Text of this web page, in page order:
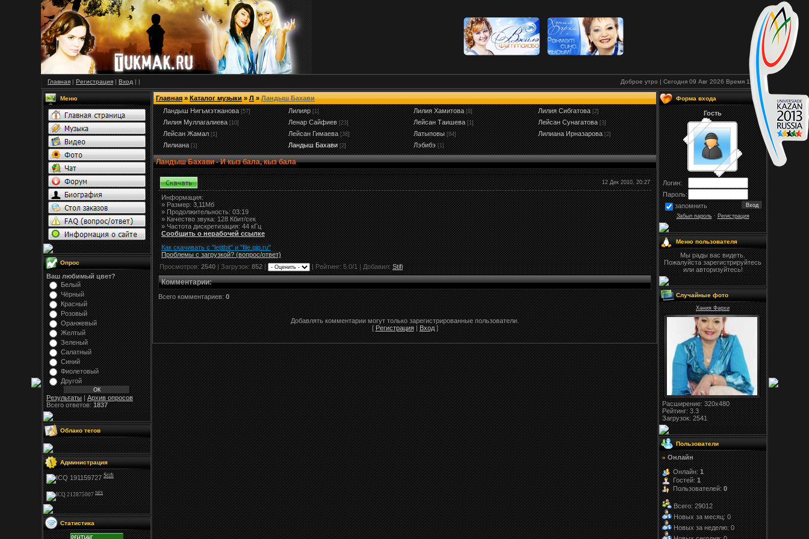
Главная | Регистрация | Вход | | Доброе утро | Сегодня 09 Авг 2026 Время 11:31
Меню
Опрос
Ваш любимый цвет?
Белый
Чёрный
Красный
Розовый
Оранжевый
Желтый
Зеленый
Салатный
Синий
Фиолетовый
Другой
Результаты|Архив опросов
Всего ответов:1837
Облако тегов
Администрация
Stifi
NFS
Статистика
Главная»Каталог музыки»Л» Ландыш Бахави
Ландыш Нигъмэтжанова [57] Лилияр [1] Лилия Хамитова [8] Лилия Сибгатова [2]
Лилия Муллагалиева [10] Ленар Сайфиев [23] Лейсан Таишева [1] Лейсан Сунагатова [3]
Лейсан Жамал [1] Лейсан Гимаева [38] Латыповы [84] Лилиана Ирназарова [2]
Лилиана [1] Ландыш Бахави [2] Лэбибэ [1]
Ландыш Бахави - И кыз бала, кыз бала
12 Дек 2010, 20:27
Информация:
»Размер:3,11Мб
» Продолжительность: 03:19
» Качество звука: 128 Кбит/сек
» Частота дискретизация: 44 кГц
Сообщить о нерабочей ссылке
Как скачивать с "letitbit" и "file.qip.ru"
Проблемы с загрузкой? (вопрос/ответ)
Просмотров:2540| Загрузок:852| |Рейтинг:5.0/1 | Добавил:Stifi
Комментарии:
Всего комментариев: 0
Добавлять комментарии могут только зарегистрированные пользователи.
[ Регистрация| Вход]
Форма входа
Гость
Логин:
Пароль:
запомнить
Забыл пароль·Регистрация
Меню пользователя
Мы рады вас видеть.
Пожалуйста зарегистрируйтесь
или авторизуйтесь!
Случайные фото
Хәния Фәрхи
Расширение: 320x480
Рейтинг:3.3
Загрузок: 2541
Пользователи
» Онлайн
Онлайн:1
Гостей:1
Пользователей:0
Всего: 29012
Новых за месяц: 0
Новых за неделю: 0